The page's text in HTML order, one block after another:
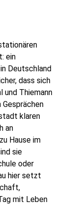
ein
Deutschland
dass sich
Thiemann
klaren
an
Hause im
sie
oder
hier setzt
mit Leben